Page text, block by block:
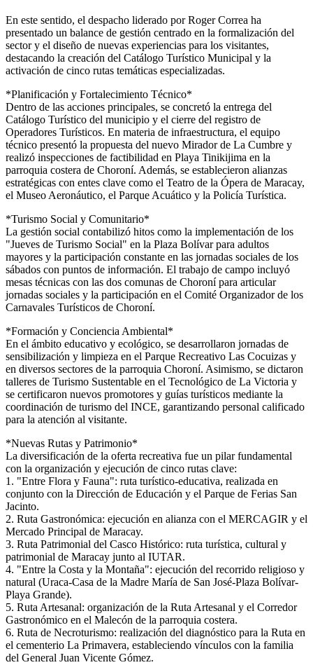
En este sentido, el despacho liderado por Roger Correa ha
presentado un balance de gestión centrado en la formalización del
sector y el diseño de nuevas experiencias para los visitantes,
destacando la creación del Catálogo Turístico Municipal y la
activación de cinco rutas temáticas especializadas.
*Planificación y Fortalecimiento Técnico*
Dentro de las acciones principales, se concretó la entrega del
Catálogo Turístico del municipio y el cierre del registro de
Operadores Turísticos. En materia de infraestructura, el equipo
técnico presentó la propuesta del nuevo Mirador de La Cumbre y
realizó inspecciones de factibilidad en Playa Tinikijima en la
parroquia costera de Choroní. Además, se establecieron alianzas
estratégicas con entes clave como el Teatro de la Ópera de Maracay,
el Museo Aeronáutico, el Parque Acuático y la Policía Turística.
*Turismo Social y Comunitario*
La gestión social contabilizó hitos como la implementación de los
"Jueves de Turismo Social" en la Plaza Bolívar para adultos
mayores y la participación constante en las jornadas sociales de los
sábados con puntos de información. El trabajo de campo incluyó
mesas técnicas con las dos comunas de Choroní para articular
jornadas sociales y la participación en el Comité Organizador de los
Carnavales Turísticos de Choroní.
*Formación y Conciencia Ambiental*
En el ámbito educativo y ecológico, se desarrollaron jornadas de
sensibilización y limpieza en el Parque Recreativo Las Cocuizas y
en diversos sectores de la parroquia Choroní. Asimismo, se dictaron
talleres de Turismo Sustentable en el Tecnológico de La Victoria y
se certificaron nuevos promotores y guías turísticos mediante la
coordinación de turismo del INCE, garantizando personal calificado
para la atención al visitante.
*Nuevas Rutas y Patrimonio*
La diversificación de la oferta recreativa fue un pilar fundamental
con la organización y ejecución de cinco rutas clave:
1. "Entre Flora y Fauna": ruta turístico-educativa, realizada en
conjunto con la Dirección de Educación y el Parque de Ferias San
Jacinto.
2. Ruta Gastronómica: ejecución en alianza con el MERCAGIR y el
Mercado Principal de Maracay.
3. Ruta Patrimonial del Casco Histórico: ruta turística, cultural y
patrimonial de Maracay junto al IUTAR.
4. "Entre la Costa y la Montaña": ejecución del recorrido religioso y
natural (Uraca-Casa de la Madre María de San José-Plaza Bolívar-
Playa Grande).
5. Ruta Artesanal: organización de la Ruta Artesanal y el Corredor
Gastronómico en el Malecón de la parroquia costera.
6. Ruta de Necroturismo: realización del diagnóstico para la Ruta en
el cementerio La Primavera, estableciendo vínculos con la familia
del General Juan Vicente Gómez.